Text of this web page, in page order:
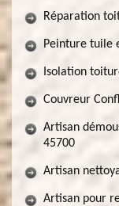
Réparation
Peinture tuile
Isolation
Couvreur
Artisan
45700
Artisan
Artisan pour